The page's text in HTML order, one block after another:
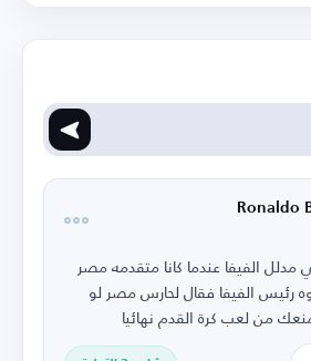
Ronaldo
الفيفا عندما كانا متقدمه مصر
رئيس الفيفا فقال لحارس مصر لو
من لعب كرة القدم نهائيا